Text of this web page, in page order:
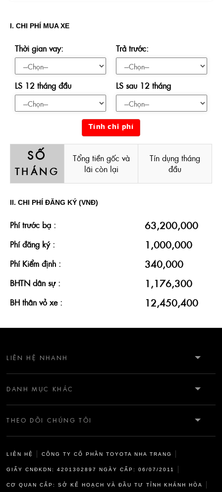
I. CHI PHÍ MUA XE
Thời gian vay: Trả trước:
LS 12 tháng đầu LS sau 12 tháng
Tính chi phí
SỐ
THÁNG
Tổng tiền gốc và
lãi còn lại
Tín dụng tháng
đầu
II. CHI PHÍ ĐĂNG KÝ (VNĐ)
Phí trước bạ : 63,200,000
Phí đăng ký : 1,000,000
Phí Kiểm định : 340,000
BHTN dân sự : 1,176,300
BH thân vỏ xe : 12,450,400
LIÊN HỆ NHANH
CSKH: 0912909032
ĐẶT HẸN DV: 0968187119
DANH MỤC KHÁC
TIN TỨC
CHÍNH SÁCH & ĐIỀU KHOẢN
THEO DÕI CHÚNG TÔI
LIÊN HỆ CÔNG TY CỔ PHẦN TOYOTA NHA TRANG
GIẤY CNĐKDN: 4201302897 NGÀY CẤP: 06/07/2011
CƠ QUAN CẤP: SỞ KẾ HOẠCH VÀ ĐẦU TƯ TỈNH KHÁNH HÒA